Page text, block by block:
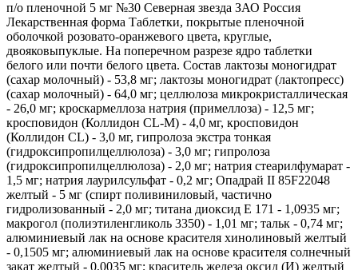
п/о пленочной 5 мг №30 Северная звезда ЗАО Россия
Лекарственная форма Таблетки, покрытые пленочной
оболочкой розовато-оранжевого цвета, круглые,
двояковыпуклые. На поперечном разрезе ядро таблетки
белого или почти белого цвета. Состав лактозы моногидрат
(сахар молочный) - 53,8 мг; лактозы моногидрат (лактопресс)
(сахар молочный) - 64,0 мг; целлюлоза микрокристаллическая
- 26,0 мг; кроскармеллоза натрия (примеллоза) - 12,5 мг;
кросповидон (Коллидон CL-M) - 4,0 мг, кросповидон
(Коллидон CL) - 3,0 мг, гипролоза экстра тонкая
(гидроксипропилцеллюлоза) - 3,0 мг; гипролоза
(гидроксипропилцеллюлоза) - 2,0 мг; натрия стеарилфумарат -
1,5 мг; натрия лаурилсульфат - 0,2 мг; Опадрай II 85F22048
желтый - 5 мг (спирт поливиниловый, частично
гидролизованный - 2,0 мг; титана диоксид Е 171 - 1,0935 мг;
макрогол (полиэтиленгликоль 3350) - 1,01 мг; тальк - 0,74 мг;
алюминиевый лак на основе красителя хинолиновый желтый
- 0,1505 мг; алюминиевый лак на основе красителя солнечный
закат желтый - 0,0035 мг; краситель железа оксид (И) желтый